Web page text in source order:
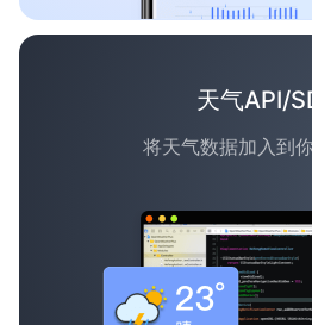
天气API/
将天气数据加入到